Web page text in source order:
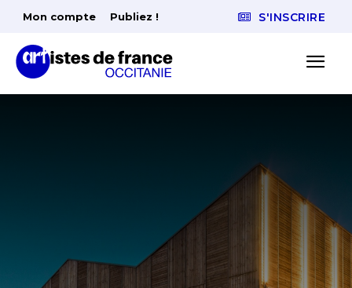
Mon compte Publiez ! S'INSCRIRE